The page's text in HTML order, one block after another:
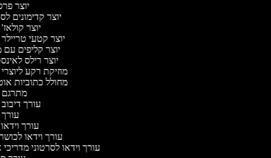
יוצר
יוצר קדימונים
יוצר
יוצר קטעי
יוצר קליפים
יוצר רילס
מוזיקת רקע
מחולל כתוביות
עורך
עורך
עורך וידאו
עורך וידאו לסרטוני